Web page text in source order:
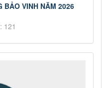
BẢO VINH NĂM 2026
121